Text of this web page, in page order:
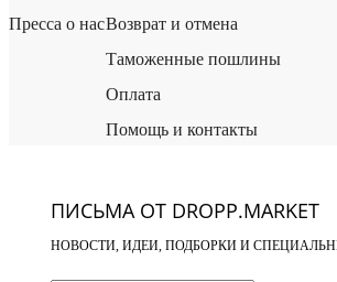
Пресса о насВозврат и отмена
Таможенные пошлины
Оплата
Помощь и контакты
ПИСЬМА ОТ DROPP.MARKET
НОВОСТИ, ИДЕИ, ПОДБОРКИ И